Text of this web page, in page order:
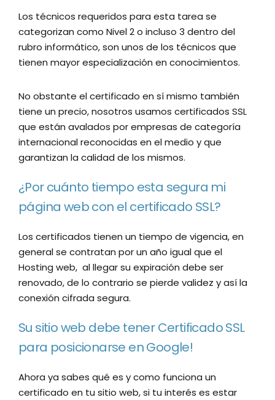
Los técnicos requeridos para esta tarea se
categorizan como Nivel 2 o incluso 3 dentro del
rubro informático, son unos de los técnicos que
tienen mayor especialización en conocimientos.
No obstante el certificado en sí mismo también
tiene un precio, nosotros usamos certificados SSL
que están avalados por empresas de categoría
internacional reconocidas en el medio y que
garantizan la calidad de los mismos.
¿Por cuánto tiempo esta segura mi
página web con el certificado SSL?
Los certificados tienen un tiempo de vigencia, en
general se contratan por un año igual que el
Hosting web, al llegar su expiración debe ser
renovado, de lo contrario se pierde validez y así la
conexión cifrada segura.
Su sitio web debe tener Certificado SSL
para posicionarse en Google!
Ahora ya sabes qué es y como funciona un
certificado en tu sitio web, si tu interés es estar